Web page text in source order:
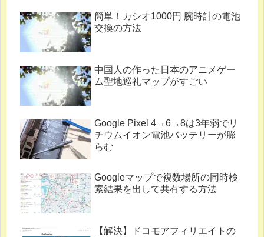
簡単！カシオ1000円 腕時計の電池
交換の方法
中国人の作った日本のアニメゲー
ム聖地巡礼マップがすごい
Google Pixel 4→6→8は3年弱でリ
チウムイオン電池バッテリーが膨
らむ
Googleマップで複数場所の同時検
索結果を出して共有する方法
【解決】ドコモアフィリエイトの